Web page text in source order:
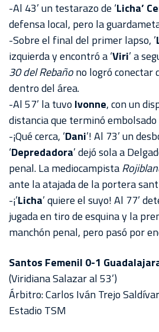
-Al 43’ un testarazo de ‘Licha’
defensa local, pero la
-Sobre el final del primer lapso, ’
izquierda y encontró a ‘Viri’ a
30 del Rebañono logró conectar
dentro del área.
-Al 57’ la tuvo Ivonne, con un
distancia que terminó
-¡Qué cerca, ‘Dani’! Al 73’ un
‘Depredadora’ dejó sola a
penal. La mediocampista
ante la atajada de la portera
-¡’Licha’ quiere el suyo! Al 77’
jugada en tiro de esquina y la
manchón penal, pero pasó por
Santos Femenil 0-1
(Viridiana Salazar al 53’)
Árbitro: Carlos Iván Trejo Saldívar
Estadio TSM